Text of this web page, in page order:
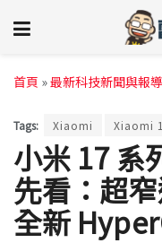
首頁 »最新科技新聞與報導
Tags: Xiaomi Xiaomi
小米 17 系
先看：超
全新